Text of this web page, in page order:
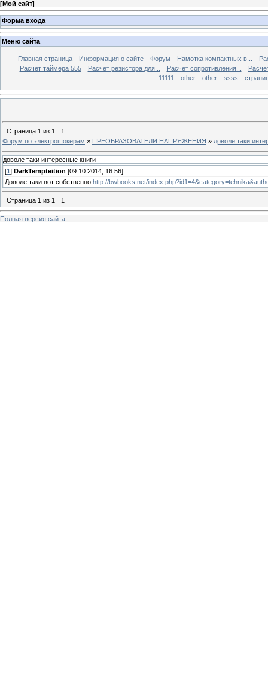
[Мой сайт]
Форма входа
Меню сайта
Главная страница Информация о сайте Форум Намотка компактных в...
Расчет таймера 555
Расчет резистора для... Расчёт сопротивления...
11111
other other ssss
Страница 1 из 1
1
Форум по электрошокерам » ПРЕОБРАЗОВАТЕЛИ НАПРЯЖЕНИЯ » доволе таки
доволе таки интересные книги
[1 ] DarkTempteition [09.10.2014, 16:56]
Доволе таки вот собственно http://bwbooks.net/
Страница 1 из 1 1
Полная версия сайта